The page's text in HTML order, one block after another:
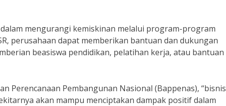
mengurangi kemiskinan melalui program-program
perusahaan dapat memberikan bantuan dan dukungan
beasiswa pendidikan, pelatihan kerja, atau bantuan
Perencanaan Pembangunan Nasional (Bappenas), “bisnis
akan mampu menciptakan dampak positif dalam